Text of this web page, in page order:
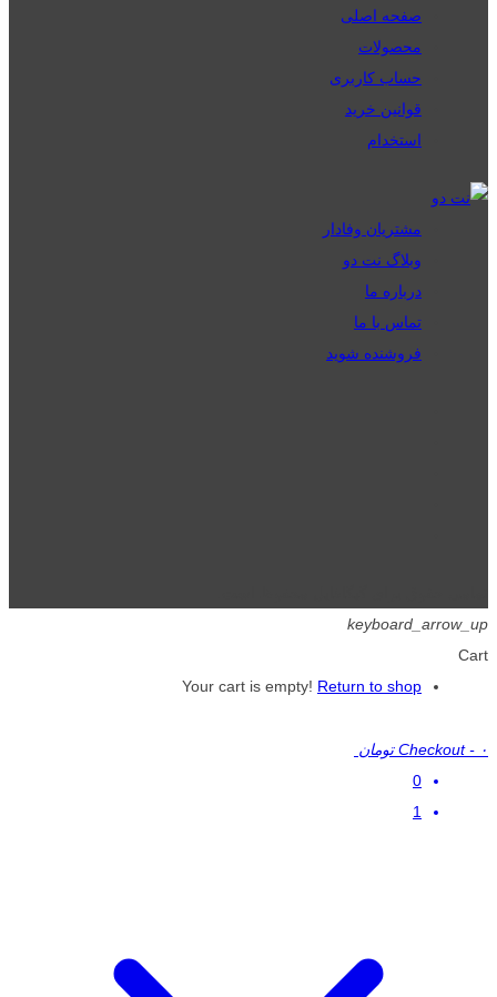
صفحه اصلی
محصولات
حساب کاربری
قوانین خرید
استخدام
مشتریان وفادار
وبلاگ نت دو
درباره ما
تماس با ما
فروشنده شوید
keyboard_arrow_up
Cart
Your cart is empty! Return to shop
Checkout - ۰ تومان
0
1